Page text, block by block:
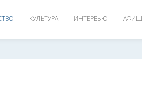
КУЛЬТУРА ИНТЕРВЬЮ